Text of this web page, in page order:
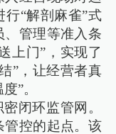
“解剖麻雀”式
管理等准入条
上门”，实现了
”，让经营者真
”。
闭环监管网。
管控的起点。该